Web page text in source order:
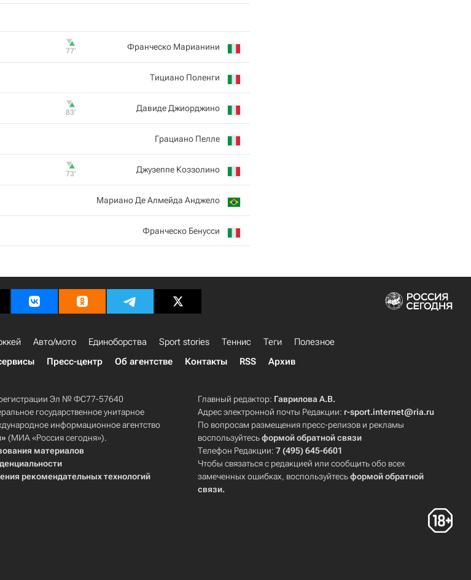
Франческо Марианини
77‎’‎
Тициано Поленги
Давиде Джиорджино
83‎’‎
Грациано Пелле
Джузеппе Коззолино
73‎’‎
Мариано Де Алмейда Анджело
Франческо Бенусси
Авто/мото Единоборства Sport stories Теннис Теги
Полезное
Пресс-центр Об агентстве Контакты RSS Архив
Эл № ФС77-57640
государственное унитарное
информационное агентство
(МИА «Россия сегодня»).
материалов
рекомендательных технологий
Главный редактор: Гаврилова А.В.
Адрес электронной почты Редакции: r-sport.internet@ria.ru
По вопросам размещения пресс-релизов и рекламы
воспользуйтесьформой обратной связи
Телефон Редакции:7 (495) 645-6601
Чтобы связаться с редакцией или сообщить обо всех
замеченных ошибках, воспользуйтесьформой обратной
связи.